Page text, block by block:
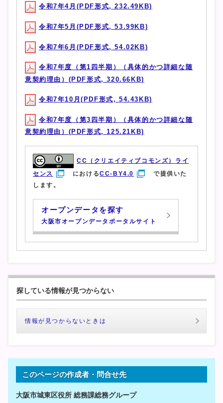
令和7年4月(PDF形式, 232.49KB)
令和7年5月(PDF形式, 53.99KB)
令和7年6月(PDF形式, 54.02KB)
令和7年度（第1四半期）（具体的かつ詳細な随
意契約理由）(PDF形式, 320.66KB)
令和7年10月(PDF形式, 54.43KB)
令和7年度（第3四半期）（具体的かつ詳細な随
意契約理由）(PDF形式, 125.21KB)
CC（クリエイティブコモンズ）ライ
センス
におけるCC-BY4.0
で提供いた
します。
オープンデータを探す
大阪市オープンデータポータルサイト
探している情報が見つからない
情報が見つからないときは
このページの作成者・問合せ先
大阪市城東区役所 総務課総務グループ